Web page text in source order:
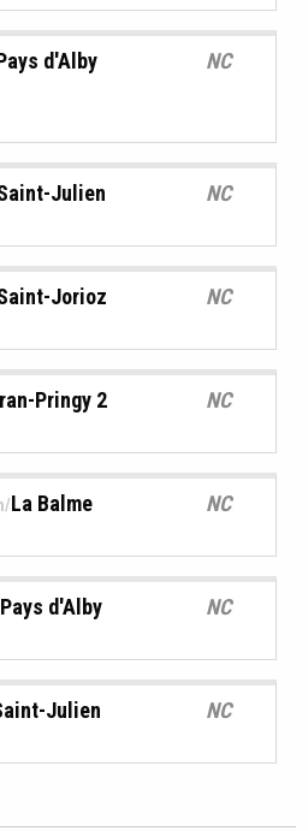
d'Alby NC
Julien NC
Jorioz NC
Pringy 2 NC
La Balme NC
Pays d'Alby NC
Julien NC